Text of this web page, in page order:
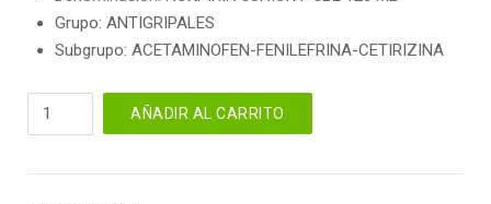
Grupo: ANTIGRIPALES
Subgrupo: ACETAMINOFEN-FENILEFRINA-CETIRIZINA
NOXPIRIN
JBE
AÑADIR AL CARRITO